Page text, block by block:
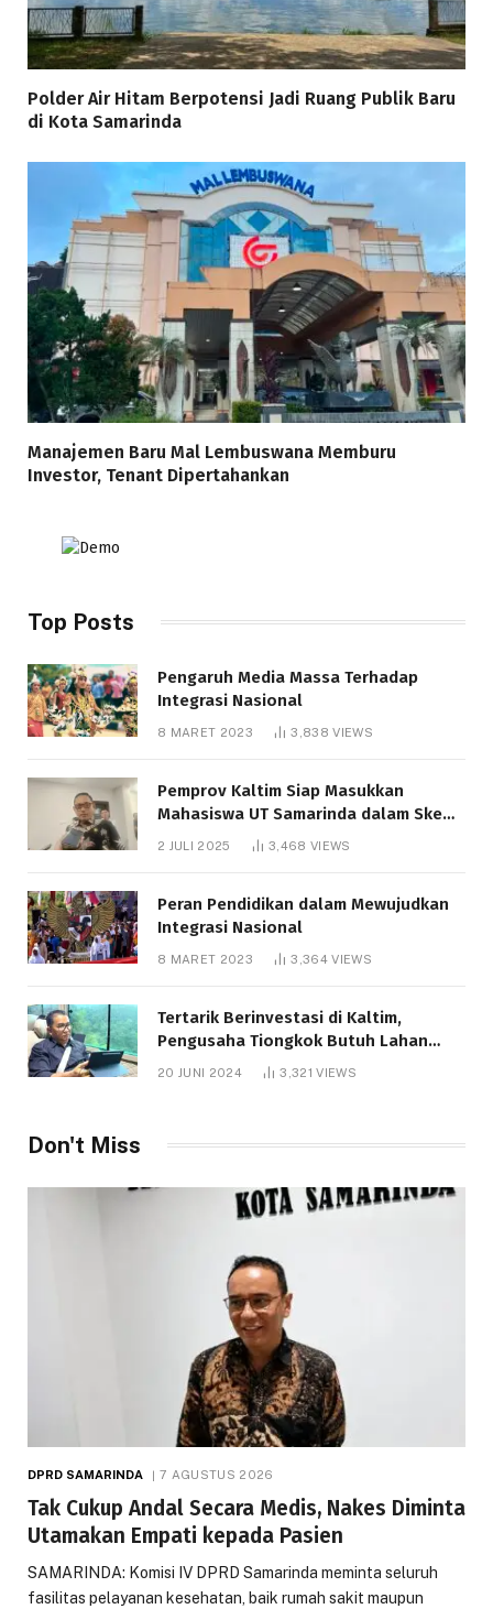
Polder Air Hitam Berpotensi Jadi Ruang Publik Baru
di Kota Samarinda
Manajemen Baru Mal Lembuswana Memburu
Investor, Tenant Dipertahankan
Top Posts
Pengaruh Media Massa Terhadap
Integrasi Nasional
8 MARET 2023 3,838VIEWS
Pemprov Kaltim Siap Masukkan
Mahasiswa UT Samarinda dalam Skema
Bantuan Pendidikan Gratispol
2 JULI 2025 3,468 VIEWS
Peran Pendidikan dalam Mewujudkan
Integrasi Nasional
8 MARET 2023 3,364VIEWS
Tertarik Berinvestasi di Kaltim,
Pengusaha Tiongkok Butuh Lahan
20 JUNI 2024 3,321VIEWS
Don't Miss
DPRD SAMARINDA 7 AGUSTUS 2026
Tak Cukup Andal Secara Medis, Nakes Diminta
Utamakan Empati kepada Pasien
SAMARINDA: Komisi IV DPRD Samarinda meminta seluruh
fasilitas pelayanan kesehatan, baik rumah sakit maupun